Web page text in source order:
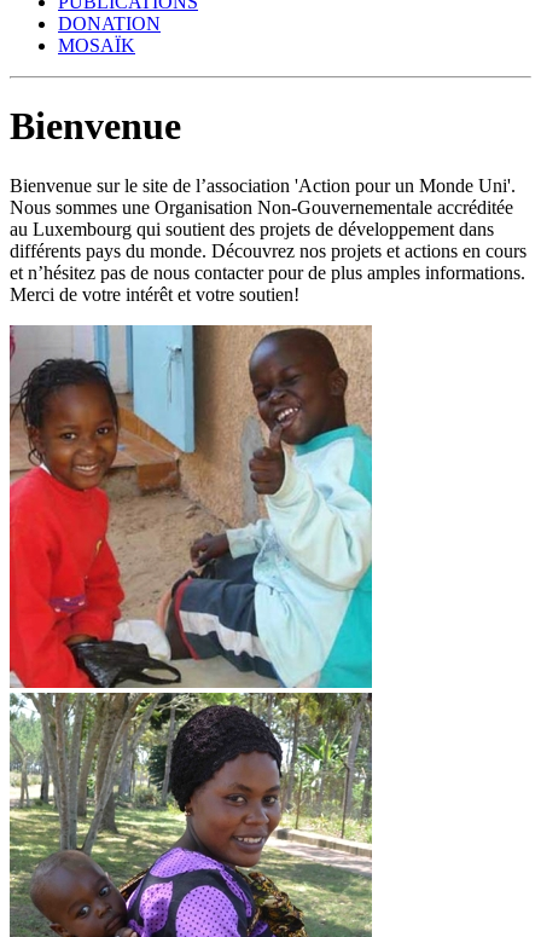
DONATION
MOSAÏK
Bienvenue
Bienvenue sur le site de l’association 'Action pour un Monde Uni'.
Nous sommes une Organisation Non-Gouvernementale accréditée
au Luxembourg qui soutient des projets de développement dans
différents pays du monde. Découvrez nos projets et actions en cours
et n’hésitez pas de nous contacter pour de plus amples informations.
Merci de votre intérêt et votre soutien!